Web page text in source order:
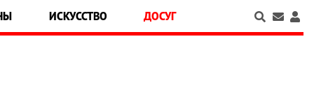
ИСКУССТВО ДОСУГ